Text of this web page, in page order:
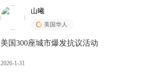
山曦
美国华人
美国300座城市爆发抗议活动
2026-1-31